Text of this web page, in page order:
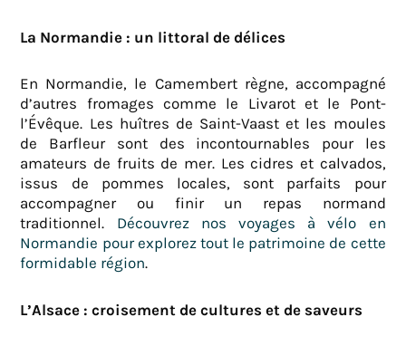
La Normandie : un littoral de délices
En Normandie, le Camembert règne, accompagné
d’autres fromages comme le Livarot et le Pont-
l’Évêque. Les huîtres de Saint-Vaast et les moules
de Barfleur sont des incontournables pour les
amateurs de fruits de mer. Les cidres et calvados,
issus de pommes locales, sont parfaits pour
accompagner ou finir un repas normand
traditionnel. Découvrez nos voyages à vélo en
Normandie pour explorez tout le patrimoine de cette
formidable région.
L’Alsace : croisement de cultures et de saveurs